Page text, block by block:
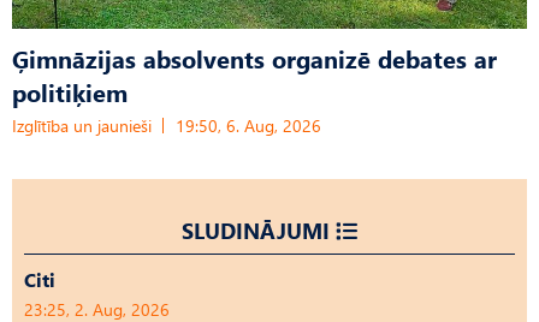
Ģimnāzijas absolvents organizē debates ar
politiķiem
Izglītība un jaunieši 19:50, 6. Aug, 2026
SLUDINĀJUMI
Citi
23:25, 2. Aug, 2026